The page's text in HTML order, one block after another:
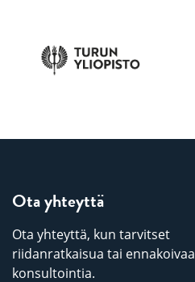
Ota yhteyttä
Ota yhteyttä, kun tarvitset
riidanratkaisua tai ennakoivaa
konsultointia.